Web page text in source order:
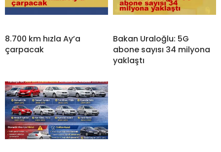
8.700 km hızla Ay’a
çarpacak
Bakan Uraloğlu: 5G
abone sayısı 34 milyona
yaklaştı